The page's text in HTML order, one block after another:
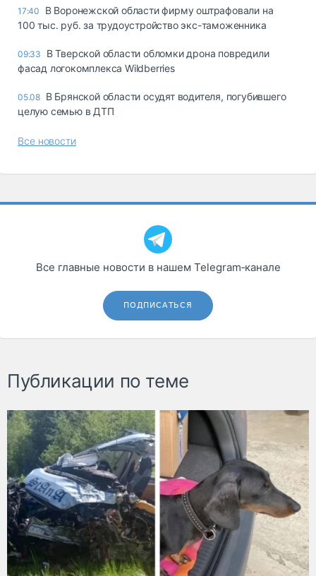
17:40
В Воронежской области фирму оштрафовали на
100 тыс. руб. за трудоустройство экс-таможенника
09:33
В Тверской области обломки дрона повредили
фасад логокомплекса Wildberries
05.08 В Брянской области осудят водителя, погубившего
целую семью в ДТП
Все новости
Все главные новости в нашем Telegram‑канале
ПОДПИСАТЬСЯ
Публикации по теме